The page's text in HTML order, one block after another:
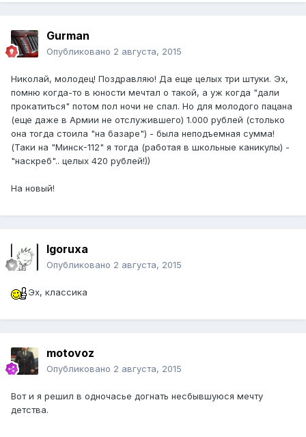
Gurman
Опубликовано 2 августа, 2015
Николай, молодец! Поздравляю! Да еще целых три штуки. Эх,
помню когда-то в юности мечтал о такой, а уж когда "дали
прокатиться" потом пол ночи не спал. Но для молодого пацана
(еще даже в Армии не отслужившего) 1.000 рублей (столько
она тогда стоила "на базаре") - была неподъемная сумма!
(Таки на "Минск-112" я тогда (работая в школьные каникулы) -
"наскреб".. целых 420 рублей!))
На новый!
Igoruxa
Опубликовано 2 августа, 2015
Эх, классика
motovoz
Опубликовано 2 августа, 2015
Вот и я решил в одночасье догнать несбывшуюся мечту
детства.